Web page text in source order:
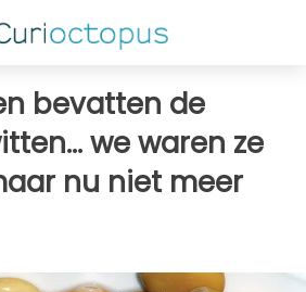
bevatten de
we waren ze
nu niet meer